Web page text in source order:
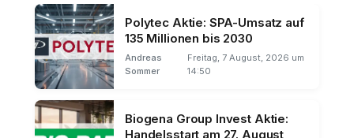
Polytec Aktie: SPA-Umsatz auf
135 Millionen bis 2030
Andreas
Sommer
Freitag, 7 August, 2026 um
14:50
Biogena Group Invest Aktie:
Handelsstart am 27. August